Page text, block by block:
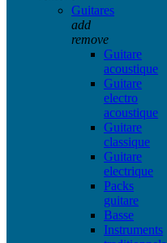
Guitares
add
remove
Guitare
acoustique
Guitare
electro
acoustique
Guitare
classique
Guitare
electrique
Packs
guitare
Basse
Instruments